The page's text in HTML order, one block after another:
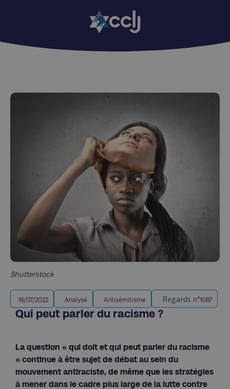
Shutterstock
19/07/2022 Analyse Antisémitisme Regards n°1087
Qui peut parler du racisme ?
La question « qui doit et qui peut parler du racisme
» continue à être sujet de débat au sein du
mouvement antiraciste, de même que les stratégies
à mener dans le cadre plus large de la lutte contre